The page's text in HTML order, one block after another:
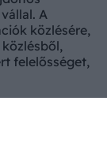
A
közlésére,
felelősséget,